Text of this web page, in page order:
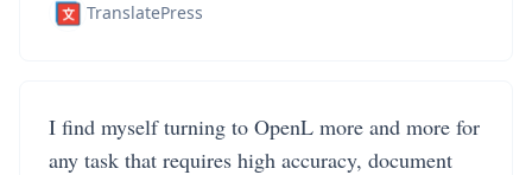
TranslatePress
I find myself turning to OpenL more and more for
any task that requires high accuracy, document